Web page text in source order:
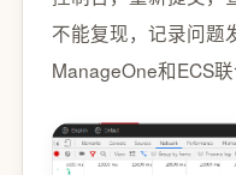
不能复现，记录问题
ManageOne和ECS